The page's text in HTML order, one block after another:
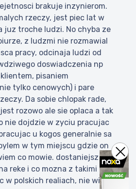
brakuje inzynierom.
rzeczy, jest piec lat w
juz troche ludzi. No chyba ze
z ludzmi nie rozmawial
pracy, odcinaja ludzi od
doswiadczenia np
pisaniem
tylko cenowych) i pare
Da sobie chlopak rade,
rozowo ale sie oplaca a tak
nie dojdzie w zyciu pracujac
u kogos generalnie sa
w tym miejscu gdzie on
co mowie. dostaniejsz
reke i co mozna z takimi
w polskich realiach, nie wiele,